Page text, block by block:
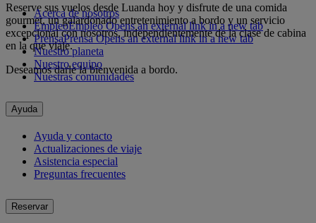
Reserve sus vuelos desde Luanda hoy y disfrute de una comida
gourmet, un galardonado entretenimiento a bordo y un servicio
excepcional con nosotros, independientemente de la clase de cabina
en la que viaje.
Deseamos darle la bienvenida a bordo.
Acerca de nosotros
EmpleoEmpleo Opens an external link in a new tab
PrensaPrensa Opens an external link in a new tab
Nuestro planeta
Nuestro equipo
Nuestras comunidades
Ayuda
Ayuda y contacto
Actualizaciones de viaje
Asistencia especial
Preguntas frecuentes
Reservar